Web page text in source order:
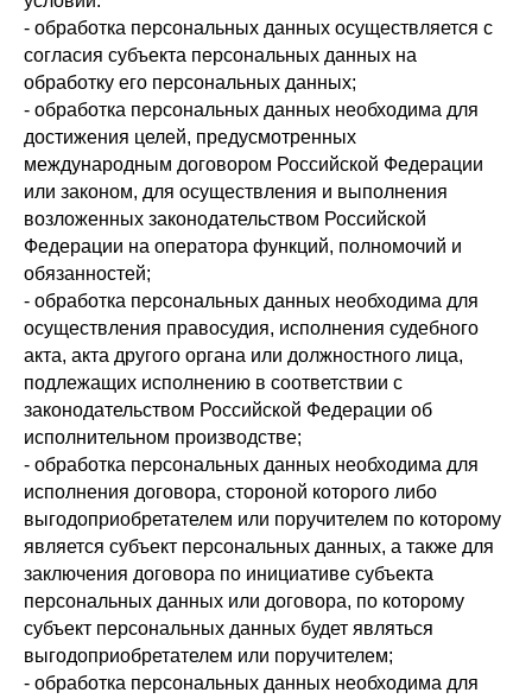
- обработка персональных данных осуществляется с
согласия субъекта персональных данных на
обработку его персональных данных;
- обработка персональных данных необходима для
достижения целей, предусмотренных
международным договором Российской Федерации
или законом, для осуществления и выполнения
возложенных законодательством Российской
Федерации на оператора функций, полномочий и
обязанностей;
- обработка персональных данных необходима для
осуществления правосудия, исполнения судебного
акта, акта другого органа или должностного лица,
подлежащих исполнению в соответствии с
законодательством Российской Федерации об
исполнительном производстве;
- обработка персональных данных необходима для
исполнения договора, стороной которого либо
выгодоприобретателем или поручителем по которому
является субъект персональных данных, а также для
заключения договора по инициативе субъекта
персональных данных или договора, по которому
субъект персональных данных будет являться
выгодоприобретателем или поручителем;
- обработка персональных данных необходима для